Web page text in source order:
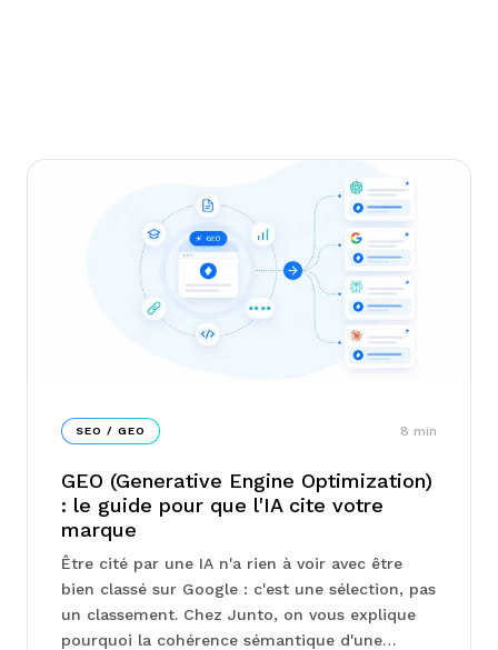
SEO / GEO 8 min
GEO (Generative Engine Optimization)
: le guide pour que l'IA cite votre
marque
Être cité par une IA n'a rien à voir avec être
bien classé sur Google : c'est une sélection, pas
un classement. Chez Junto, on vous explique
pourquoi la cohérence sémantique d'une